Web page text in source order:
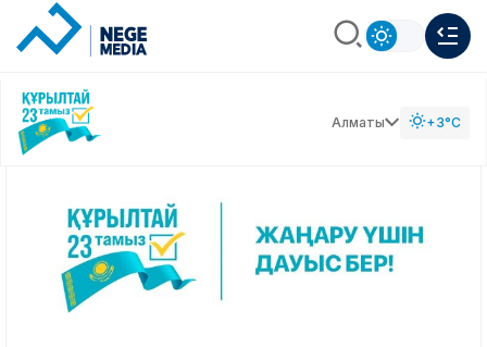
Алматы +3°C